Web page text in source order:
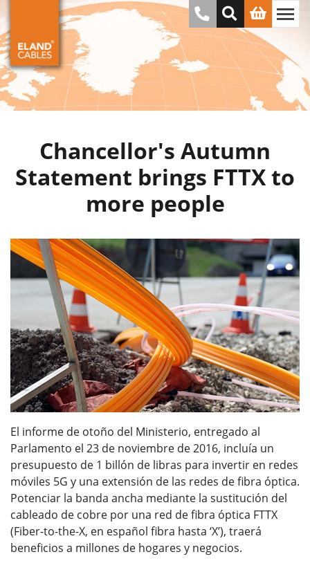
Chancellor's Autumn
Statement brings FTTX to
more people
El informe de otoño del Ministerio, entregado al
Parlamento el 23 de noviembre de 2016, incluía un
presupuesto de 1 billón de libras para invertir en redes
móviles 5G y una extensión de las redes de fibra óptica.
Potenciar la banda ancha mediante la sustitución del
cableado de cobre por una red de fibra óptica FTTX
(Fiber-to-the-X, en español fibra hasta ‘X’), traerá
beneficios a millones de hogares y negocios.